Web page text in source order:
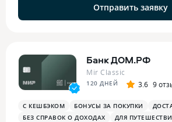
Отправить заявку
Банк ДОМ.РФ
Mir Classic
120 ДНЕЙ 3.6 9
С КЕШБЭКОМ БОНУСЫ ЗА ПОКУПКИ
БЕЗ СПРАВОК О ДОХОДАХ
ДЛЯ